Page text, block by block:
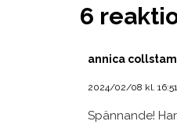
6
annica collstam
2024/02/08 kl. 16:51
Spännande!